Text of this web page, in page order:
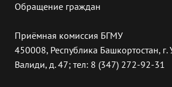
Обращение граждан
Приёмная комиссия БГМУ
450008, Республика Башкортостан, г.
Валиди, д. 47; тел: 8 (347) 272-92-31